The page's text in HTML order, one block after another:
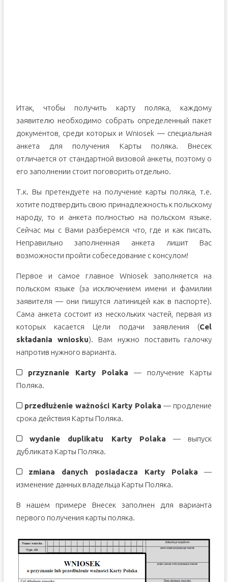
Итак, чтобы получить карту поляка, каждому
заявителю необходимо собрать определенный пакет
документов, среди которых и Wniosek — специальная
анкета для получения Карты поляка. Внесек
отличается от стандартной визовой анкеты, поэтому о
его заполнении стоит поговорить отдельно.
Т.к. Вы претендуете на получение карты поляка, т.е.
хотите подтвердить свою принадлежность к польскому
народу, то и анкета полностью на польском языке.
Сейчас мы с Вами разберемся что, где и как писать.
Неправильно заполненная анкета лишит Вас
возможности пройти собеседование с консулом!
Первое и самое главное Wniosek заполняется на
польском языке (за исключением имени и фамилии
заявителя — они пишутся латиницей как в паспорте).
Сама анкета состоит из нескольких частей, первая из
которых касается Цели подачи заявления (Cel
składania wniosku). Вам нужно поставить галочку
напротив нужного варианта.
przyznanie Karty Polaka — получение Карты
Поляка.
przedłużenie ważności Karty Polaka — продление
срока действия Карты Поляка.
wydanie duplikatu Karty Polaka — выпуск
дубликата Карты Поляка.
zmiana danych posiadacza Karty Polaka —
изменение данных владельца Карты Поляка.
В нашем примере Внесек заполнен для варианта
первого получения карты поляка.